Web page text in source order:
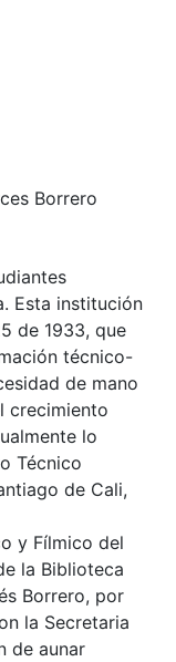
Borrero
Esta institución
de 1933, que
técnico-
de mano
crecimiento
lo
Técnico
de Cali,
y Fílmico del
la Biblioteca
Borrero, por
la Secretaria
de aunar